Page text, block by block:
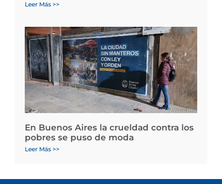
Leer Más >>
En Buenos Aires la crueldad contra los
pobres se puso de moda
Leer Más >>